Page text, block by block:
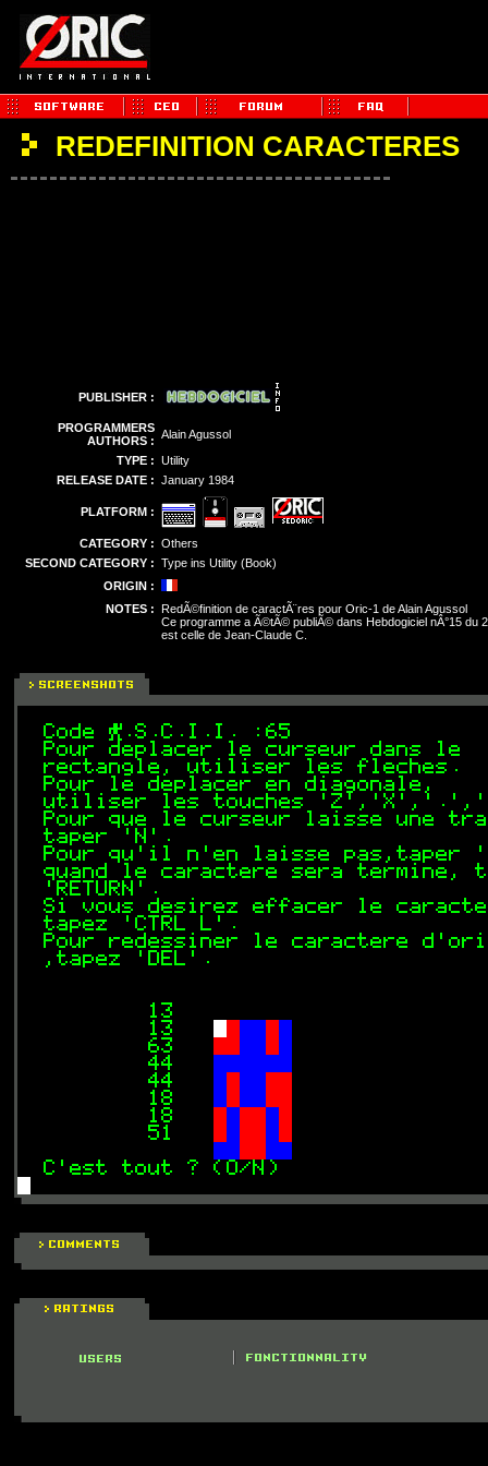
REDEFINITION CARACTERES
PUBLISHER :
PROGRAMMERS
AUTHORS : Alain Agussol
TYPE : Utility
RELEASE DATE : January 1984
PLATFORM :
CATEGORY : Others
SECOND CATEGORY : Type ins Utility (Book)
ORIGIN :
NOTES : RedÃ©finition de caractÃ¨res pour Oric-1 de Alain Agussol
Ce programme a Ã©tÃ© publiÃ© dans Hebdogiciel nÂ°15 du
est celle de Jean-Claude C.